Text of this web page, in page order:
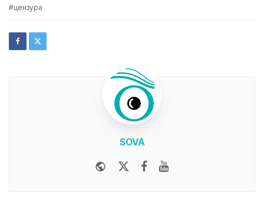
цензура
SOVA
WebsiteTwitterFacebook